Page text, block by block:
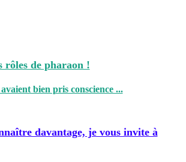
rôles de pharaon !
bien pris conscience ...
davantage, je vous invite à